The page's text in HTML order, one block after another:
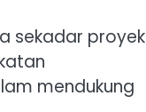
sekadar proyek
mendukung